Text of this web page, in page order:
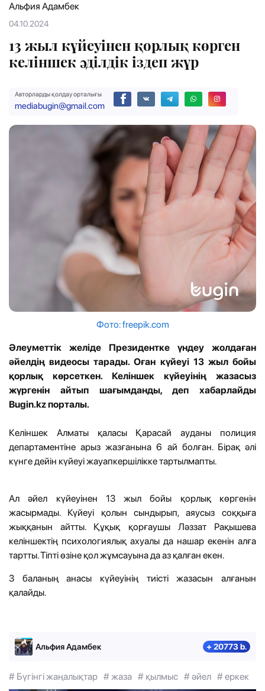
Альфия Адамбек
04.10.2024
13 жыл күйеуінен қорлық көрген
келіншек әділдік іздеп жүр
Авторларды қолдау орталығы
mediabugin@gmail.com
Фото: freepik.com
Әлеуметтік желіде Президентке үндеу жолдаған
әйелдің видеосы тарады. Оған күйеуі 13 жыл бойы
қорлық көрсеткен. Келіншек күйеуінің жазасыз
жүргенін айтып шағымданды, деп хабарлайды
Bugin.kz порталы.
Келіншек Алматы қаласы Қарасай ауданы полиция
департаментіне арыз жазғанына 6 ай болған. Бірақ әлі
күнге дейін күйеуі жауапкершілікке тартылмапты.
Ал әйел күйеуінен 13 жыл бойы қорлық көргенін
жасырмады. Күйеуі қолын сындырып, аяусыз соққыға
жыққанын айтты. Құқық қорғаушы Ләззат Рақышева
келіншектің психологиялық ахуалы да нашар екенін алға
тартты. Тіпті өзіне қол жұмсауына да аз қалған екен.
3 баланың анасы күйеуінің тиісті жазасын алғанын
қалайды.
Альфия Адамбек + 20773 b.
# Бүгінгі жаңалықтар # жаза # қылмыс # әйел # еркек